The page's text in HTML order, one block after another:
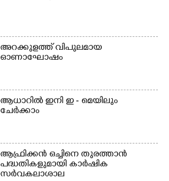
അറക്കുളത്ത് വിപുലമായ
ഓണാഘോഷം
ആധാറിൽ ഇനി ഇ - മെയിലും
ചേർക്കാം
ആഫ്രിക്കൻ ഒച്ചിനെ തുരത്താൻ
പദ്ധതികളുമായി കാർഷിക
സർവകലാശാല